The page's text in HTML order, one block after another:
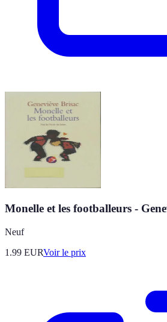
Monelle et les footballeurs -
Neuf
1.99 EURVoir le prix